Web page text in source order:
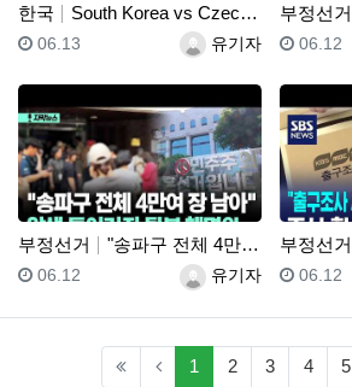
한국 South Korea vs Czechia Highlig…
등록자유기자
등록일
06.13
부정선거
등록일
06.12
부정선거 "송파구 전체 4만여 장 남아" 압색 들어가자 뒷북 해…
등록자유기자
등록일
06.12
부정선거
등록일
06.12
1 (current)
2 3 4 5